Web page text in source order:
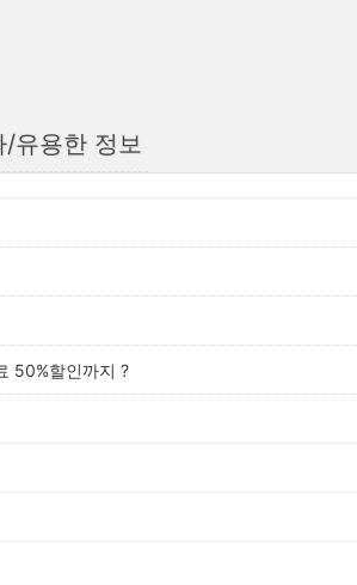
/유용한 정보
50%할인까지 ?